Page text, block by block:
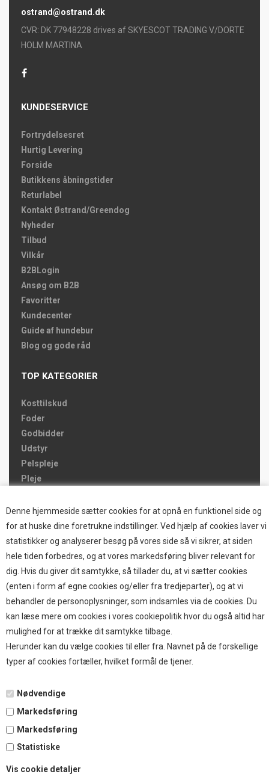
Denne hjemmeside sætter cookies for at opnå en funktionel side og
for at huske dine foretrukne indstillinger. Ved hjælp af cookies laver vi
statistikker og analyserer besøg på vores side så vi sikrer, at siden
hele tiden forbedres, og at vores markedsføring bliver relevant for
dig. Hvis du giver dit samtykke, så tillader du, at vi sætter cookies
(enten i form af egne cookies og/eller fra tredjeparter), og at vi
behandler de personoplysninger, som indsamles via de cookies. Du
kan læse mere om cookies i vores cookiepolitik hvor du også altid har
mulighed for at trække dit samtykke tilbage.
Herunder kan du vælge cookies til eller fra. Navnet på de forskellige
typer af cookies fortæller, hvilket formål de tjener.
Nødvendige
Markedsføring
Markedsføring
Statistiske
Vis cookie detaljer
ostrand@ostrand.dk
CVR: DK 77948228 drives af SKYESCOT TRADING V/DORTE
HOLM MARTINA
KUNDESERVICE
Fortrydelsesret
Hurtig Levering
Forside
Butikkens åbningstider
Returlabel
Kontakt Østrand/Greendog
Nyheder
Tilbud
Vilkår
B2BLogin
Ansøg om B2B
Favoritter
Kundecenter
Guide af hundebur
Blog og gode råd
TOP KATEGORIER
Kosttilskud
Foder
Godbidder
Udstyr
Pelspleje
Pleje
Brands
TOP BRANDS
HOKAMIX
HVALPESTART RAIZUP
Thule hundbure
GRAU
STARMARK
VARIOCAGE-MIMSAFE
TILMELD NYHEDSBREV
og nyheder i shoppen. Du kan til en hver tid afmelde igen.